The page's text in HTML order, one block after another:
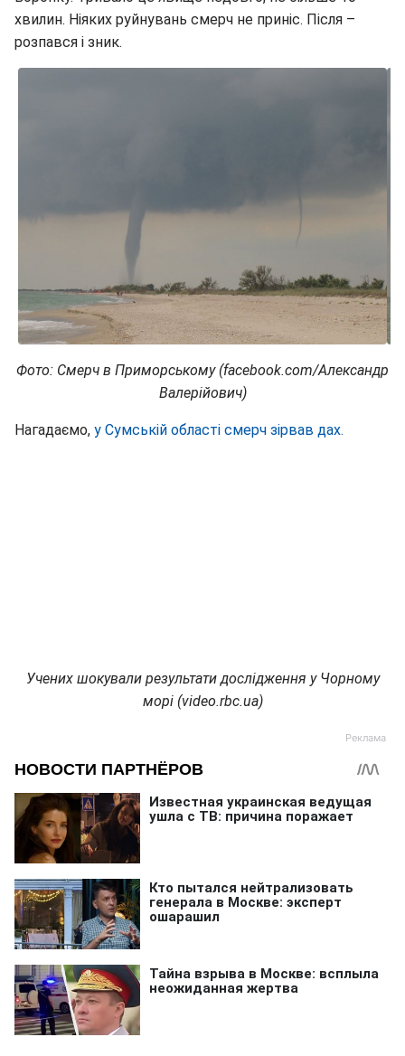
хвилин. Ніяких руйнувань смерч не приніс. Після –
розпався і зник.
Фото: Смерч в Приморському (facebook.com/Александр
Валерійович)
Нагадаємо, у Сумській області смерч зірвав дах.
Учених шокували результати дослідження у Чорному
морі (video.rbc.ua)